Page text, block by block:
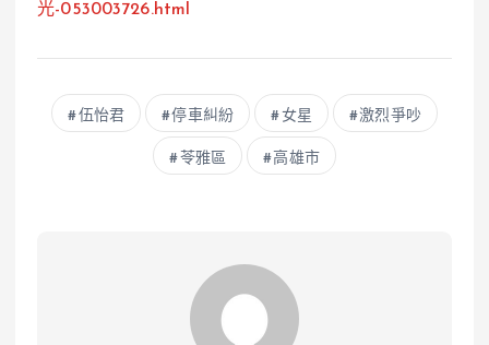
光-053003726.html
伍怡君 停車糾紛 女星 激烈爭吵
苓雅區 高雄市